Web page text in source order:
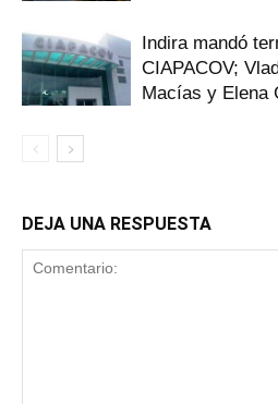
Indira mandó
CIAPACOV;
Macías y Elena
DEJA UNA RESPUESTA